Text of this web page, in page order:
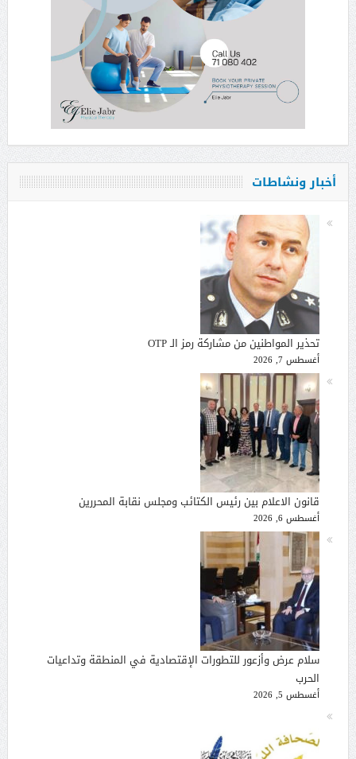
أخبار ونشاطات
تحذير المواطنين من مشاركة رمز الـ OTP
أغسطس 7, 2026
قانون الاعلام بين رئيس الكتائب ومجلس نقابة المحررين
أغسطس 6, 2026
سلام عرض وأزعور للتطورات الإقتصادية في المنطقة وتداعيات
الحرب
أغسطس 5, 2026